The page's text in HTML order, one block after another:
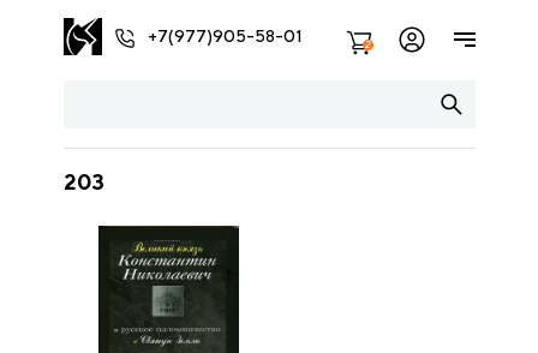
+7(977)905-58-01 2
203